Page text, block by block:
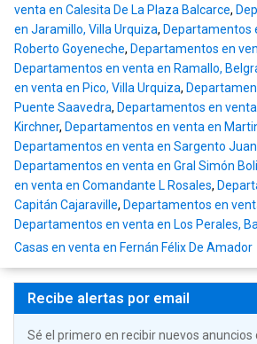
venta en Calesita De La Plaza Balcarce,
en Jaramillo, Villa Urquiza, Departamentos
Roberto Goyeneche, Departamentos en
Departamentos en venta en Ramallo,
en venta en Pico, Villa Urquiza,
Puente Saavedra, Departamentos en
Kirchner, Departamentos en venta en
Departamentos en venta en Sargento Juan
Departamentos en venta en Gral Simón
en venta en Comandante L Rosales,
Capitán Cajaraville, Departamentos en
Departamentos en venta en Los Perales,
Casas en venta en Fernán Félix De Amador
Recibe alertas por email
Sé el primero en recibir nuevos anuncios